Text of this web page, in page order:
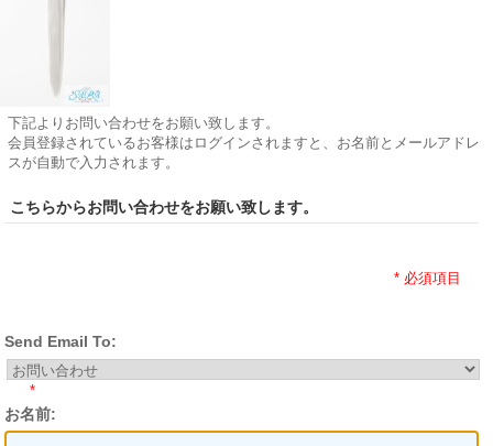
下記よりお問い合わせをお願い致します。
会員登録されているお客様はログインされますと、お名前とメールアドレ
スが自動で入力されます。
こちらからお問い合わせをお願い致します。
* 必須項目
Send Email To:
*
お名前: